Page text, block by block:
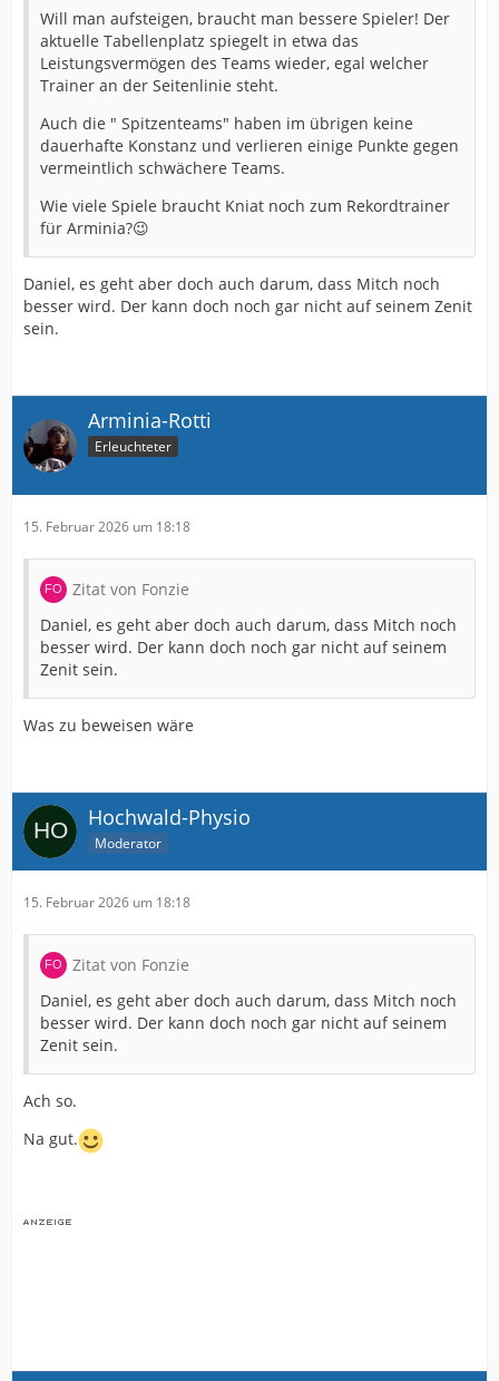
Will man aufsteigen, braucht man bessere Spieler! Der
aktuelle Tabellenplatz spiegelt in etwa das
Leistungsvermögen des Teams wieder, egal welcher
Trainer an der Seitenlinie steht.
Auch die " Spitzenteams" haben im übrigen keine
dauerhafte Konstanz und verlieren einige Punkte gegen
vermeintlich schwächere Teams.
Wie viele Spiele braucht Kniat noch zum Rekordtrainer
für Arminia?😉
Daniel, es geht aber doch auch darum, dass Mitch noch
besser wird. Der kann doch noch gar nicht auf seinem Zenit
sein.
Arminia-Rotti
Erleuchteter
15. Februar 2026 um 18:18
Zitat von Fonzie
Daniel, es geht aber doch auch darum, dass Mitch noch
besser wird. Der kann doch noch gar nicht auf seinem
Zenit sein.
Was zu beweisen wäre
Hochwald-Physio
Moderator
15. Februar 2026 um 18:18
Zitat von Fonzie
Daniel, es geht aber doch auch darum, dass Mitch noch
besser wird. Der kann doch noch gar nicht auf seinem
Zenit sein.
Ach so.
Na gut.